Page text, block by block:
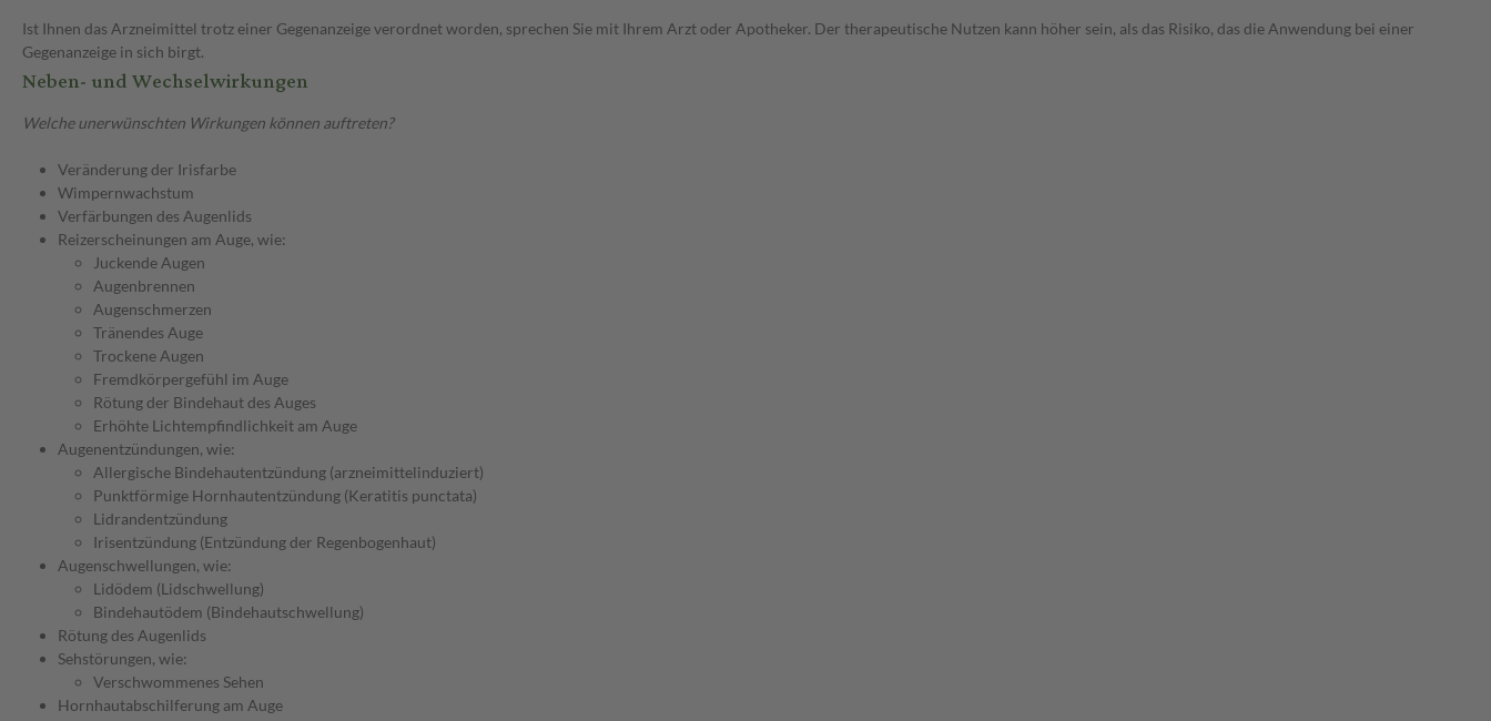
Ist Ihnen das Arzneimittel trotz einer Gegenanzeige verordnet worden, sprechen Sie mit Ihrem Arzt oder Apotheker. Der therapeutische Nutzen kann höher sein, als das Risiko, das die Anwendung bei einer
Gegenanzeige in sich birgt.
Neben- und Wechselwirkungen
Welche unerwünschten Wirkungen können auftreten?
Veränderung der Irisfarbe
Wimpernwachstum
Verfärbungen des Augenlids
Reizerscheinungen am Auge, wie:
Juckende Augen
Augenbrennen
Augenschmerzen
Tränendes Auge
Trockene Augen
Fremdkörpergefühl im Auge
Rötung der Bindehaut des Auges
Erhöhte Lichtempfindlichkeit am Auge
Augenentzündungen, wie:
Allergische Bindehautentzündung (arzneimittelinduziert)
Punktförmige Hornhautentzündung (Keratitis punctata)
Lidrandentzündung
Irisentzündung (Entzündung der Regenbogenhaut)
Augenschwellungen, wie:
Lidödem (Lidschwellung)
Bindehautödem (Bindehautschwellung)
Rötung des Augenlids
Sehstörungen, wie:
Verschwommenes Sehen
Hornhautabschilferung am Auge